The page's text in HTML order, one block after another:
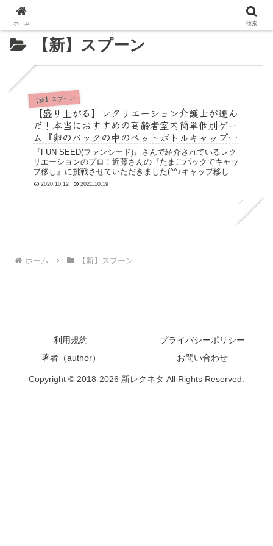
【新】スプーン
【新】スプーン
【盛り上がる】レクリエーション介護士が選ん
だ！本当におすすめの高齢者室内簡単個別ゲー
ム『卵のパックの中のペットボトルキャップを
スプーンですくって移動させるゲーム☆』
『FUN SEED(ファンシード)』さんで紹介されているレク
リエーションのプロ！近藤さんの『たまごパックでキャッ
プ移し』に挑戦させていただきました(^^♪キャップ移し遊
び方準備するもの ペットボトルキャップ2個をテープでく
2020.10.12 2021.10.19
ホーム 【新】スプーン
利用規約
プライバシーポリシー
著者（author）
お問い合わせ
Copyright © 2018-2026 新レクネタ All Rights Reserved.
ホーム 検索